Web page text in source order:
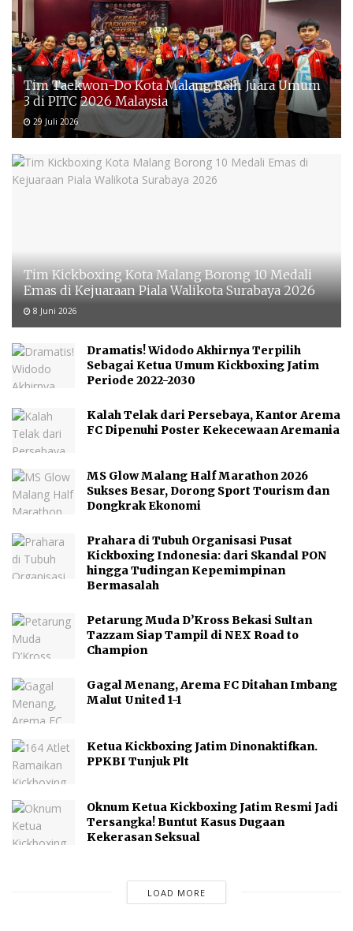
Tim Taekwon-Do Kota Malang Raih Juara Umum
3 di PITC 2026 Malaysia
29 Juli 2026
Tim Kickboxing Kota Malang Borong 10 Medali
Emas di Kejuaraan Piala Walikota Surabaya 2026
8 Juni 2026
Dramatis! Widodo Akhirnya Terpilih
Sebagai Ketua Umum Kickboxing Jatim
Periode 2022-2030
Kalah Telak dari Persebaya, Kantor Arema
FC Dipenuhi Poster Kekecewaan Aremania
MS Glow Malang Half Marathon 2026
Sukses Besar, Dorong Sport Tourism dan
Dongkrak Ekonomi
Prahara di Tubuh Organisasi Pusat
Kickboxing Indonesia: dari Skandal PON
hingga Tudingan Kepemimpinan
Bermasalah
Petarung Muda D’Kross Bekasi Sultan
Tazzam Siap Tampil di NEX Road to
Champion
Gagal Menang, Arema FC Ditahan Imbang
Malut United 1-1
Ketua Kickboxing Jatim Dinonaktifkan.
PPKBI Tunjuk Plt
Oknum Ketua Kickboxing Jatim Resmi Jadi
Tersangka! Buntut Kasus Dugaan
Kekerasan Seksual
LOAD MORE